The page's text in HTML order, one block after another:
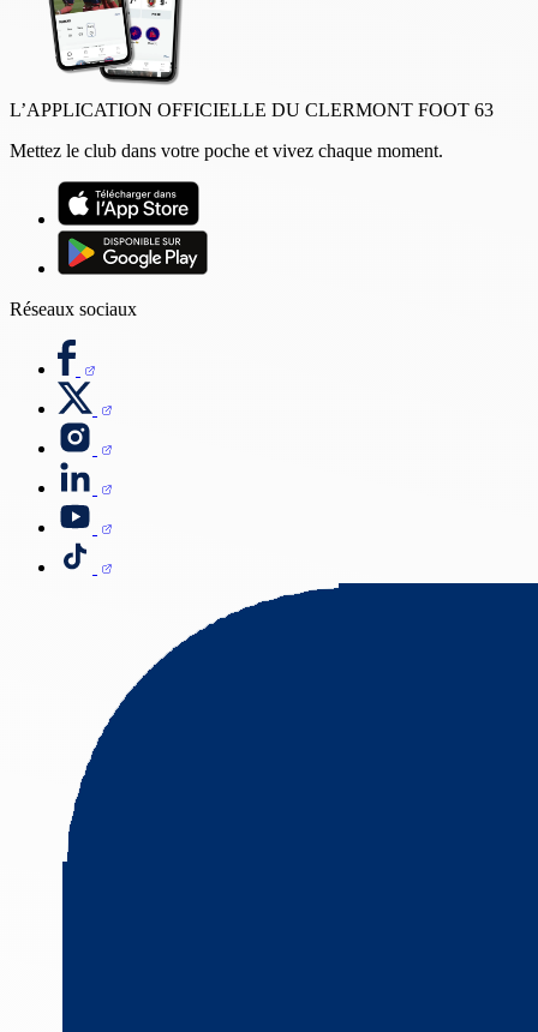
L’APPLICATION OFFICIELLE DU CLERMONT FOOT 63
Mettez le club dans votre poche et vivez chaque moment.
Réseaux sociaux